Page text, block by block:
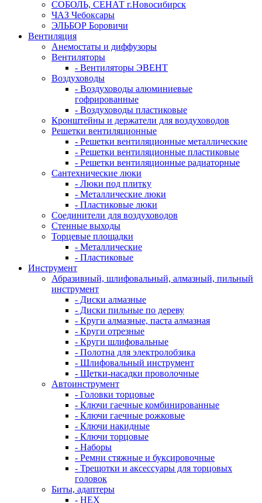
СОБОЛЬ, СЕНАТ г.Новосибирск
ЧАЗ Чебоксары
ЭЛЬБОР Боровичи
Вентиляция
Анемостаты и диффузоры
Вентиляторы
- Вентиляторы ЭВЕНТ
Воздуховоды
- Воздуховоды алюминиевые
гофрированные
- Воздуховоды пластиковые
Кронштейны и держатели для воздуховодов
Решетки вентиляционные
- Решетки вентиляционные металлические
- Решетки вентиляционные пластиковые
- Решетки вентиляционные радиаторные
Сантехнические люки
- Люки под плитку
- Металлические люки
- Пластиковые люки
Соединители для воздуховодов
Стенные выходы
Торцевые площадки
- Металлические
- Пластиковые
Инструмент
Абразивный, шлифовальный, алмазный, пильный
инструмент
- Диски алмазные
- Диски пильные по дереву
- Круги алмазные, паста алмазная
- Круги отрезные
- Круги шлифовальные
- Полотна для электролобзика
- Шлифовальный инструмент
- Щетки-насадки проволочные
Автоинструмент
- Головки торцовые
- Ключи гаечные комбинированные
- Ключи гаечные рожковые
- Ключи накидные
- Ключи торцовые
- Наборы
- Ремни стяжные и буксировочные
- Трещотки и аксессуары для торцовых
головок
Биты, адаптеры
- HEX